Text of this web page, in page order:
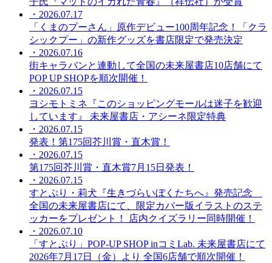
・2026.07.17
「くまのプーさん」原作デビュー100周年記念！「クラ
シックプー」の新作グッズを書店限定で発売決定
・2026.07.16
街キャラバンと連動して全国の未来屋書店10店舗にて
POP UP SHOPを順次開催！
・2026.07.15
ヨシモトミネ『このショッピングモールは迷子を歓迎
しています』 未来屋書店・アシーネ限定特典
・2026.07.15
発表！第175回芥川賞・直木賞！
・2026.07.15
第175回芥川賞・直木賞7月15日発表！
・2026.07.15
すとぷり・莉犬『生きづらいぼくたちへ』発売記念
全国の未来屋書店にて、限定カバー版イラストのステ
ッカーをプレゼント！ 店内クイズラリー同時開催！
・2026.07.10
「すとぷり」POP-UP SHOP inコミLab. 未来屋書店にて
2026年7月17日（金）より 全国6店舗で順次開催！